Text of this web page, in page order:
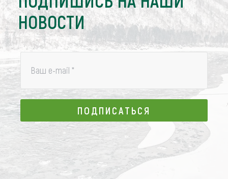
НОВОСТИ
Ваш e-mail *
ПОДПИСАТЬСЯ
ПОДПИСАТЬСЯ